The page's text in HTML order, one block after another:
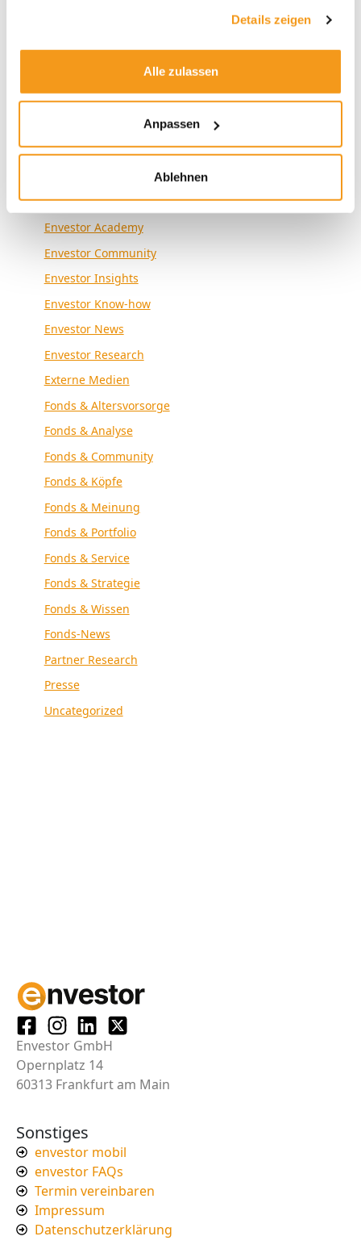
Details zeigen
Alle zulassen
Anpassen
Ablehnen
1970
Allgemein
Envestor Academy
Envestor Community
Envestor Insights
Envestor Know-how
Envestor News
Envestor Research
Externe Medien
Fonds & Altersvorsorge
Fonds & Analyse
Fonds & Community
Fonds & Köpfe
Fonds & Meinung
Fonds & Portfolio
Fonds & Service
Fonds & Strategie
Fonds & Wissen
Fonds-News
Partner Research
Presse
Uncategorized
Envestor GmbH
Opernplatz 14
60313 Frankfurt am Main
Sonstiges
envestor mobil
envestor FAQs
Termin vereinbaren
Impressum
Datenschutzerklärung